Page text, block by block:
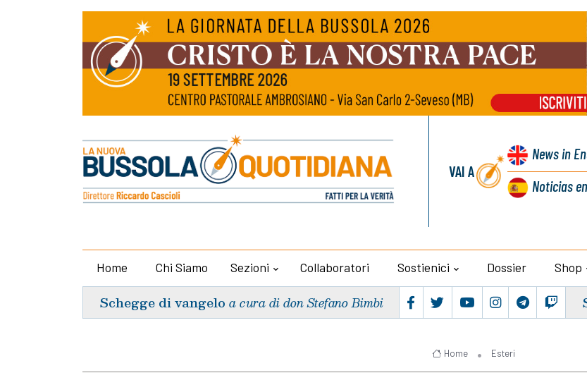
VAI A
Newsin
Noticias
Home Chi Siamo Sezioni Collaboratori Sostienici Dossier Shop
Schegge di vangelo a cura di don Stefano Bimbi
Home Esteri